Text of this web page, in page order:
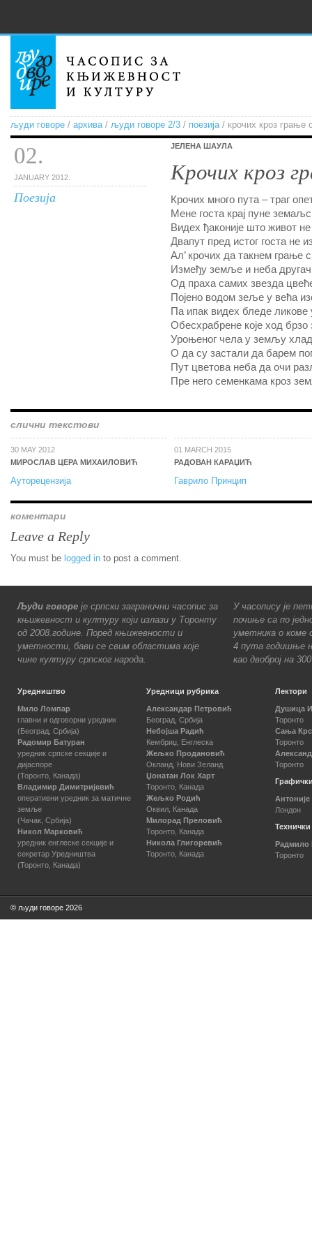
људи говоре / архива/ људи говоре 2/3 / поезија/ крочих кроз грање
02.
JANUARY 2012.
Поезија
ЈЕЛЕНА ШАУЛА
Крочих кроз
Крочих много пута – траг
Мене госта крај пуне
Видех ђаконије што живот
Двапут пред истог госта не
Ал’ крочих да такнем грање
Између земље и неба
Од праха самих звезда
Појено водом зеље у већа
Па ипак видех бледе ликове
Обесхрабрене које ход брзо
Уроњеног чела у земљу
О да су застали да барем
Пут цветова неба да очи
Пре него семенкама кроз
слични текстови
30 MAY 2012
МИРОСЛАВ ЦЕРА МИХАИЛОВИЋ
Ауторецензија
01 MARCH 2015
РАДОВАН КАРАЏИЋ
Гаврило Принцип
коментари
Leave a Reply
You must be logged in to post a comment.
Људи говоре је српски загранични часопис за
књижевност и културу који излази у Торонту
од 2008.године. Поред књижевности и
уметности, бави се свим областима које
чине културу српског народа.
У часопису је
почиње са по
уметника о коме
4 пута годишње
као двоброј на
Уредништво
Мило Ломпар
главни и одговорни уредник
(Београд, Србија)
Радомир Батуран
уредник српске секције и
дијаспоре
(Торонто, Канада)
Владимир Димитријевић
оперативни уредник за матичне
земље
(Чачак, Србија)
Никол Марковић
уредник енглеске секције и
секретар Уредништва
(Торонто, Канада)
Уредници рубрика
Александар Петровић
Београд, Србија
Небојша Радић
Кембриџ, Енглеска
Жељко Продановић
Окланд, Нови Зеланд
Џонатан Лок Харт
Торонто, Канада
Жељко Родић
Оквил, Канада
Милорад Преловић
Торонто, Канада
Никола Глигоревић
Торонто, Канада
Лектори
Душица
Торонто
Сања
Торонто
Торонто
Лондон
Торонто
© људи говоре 2026